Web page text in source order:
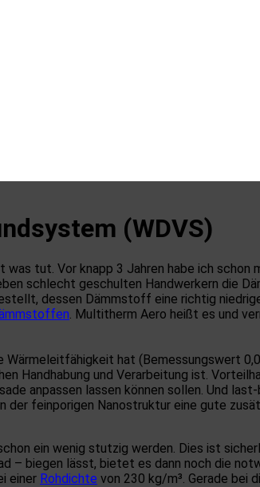
(WDVS)
tut. Vor knapp 3 Jahren habe ich schon
schlecht geschulten Handwerkern die
dessen Dämmstoff eine richtig
. Multitherm Aero heißt es und
Wärmeleitfähigkeit hat (Bemessungswert
Handhabung und Verarbeitung ist.
anpassen lassen können sollen. Und
der feinporigen Nanostruktur eine gute
ein wenig stutzig werden. Dies ist
– biegen lässt, bietet es dann noch die
einer Rohdichte von 230 kg/m³. Gerade bei